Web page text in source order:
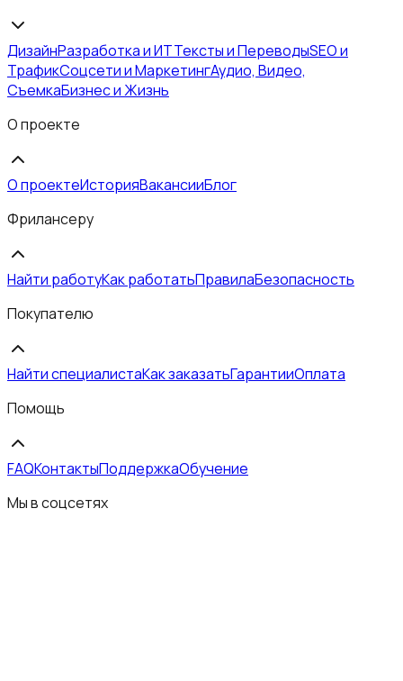
ДизайнРазработка и ИТТексты и ПереводыSEO и
ТрафикСоцсети и МаркетингАудио, Видео,
СъемкаБизнес и Жизнь
О проекте
О проектеИсторияВакансииБлог
Фрилансеру
Найти работуКак работатьПравилаБезопасность
Покупателю
Найти специалистаКак заказатьГарантииОплата
Помощь
FAQКонтактыПоддержкаОбучение
Мы в соцсетях